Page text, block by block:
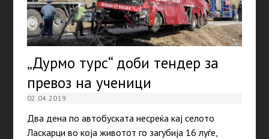
„Дурмо турс“ доби тендер за
превоз на ученици
02.04.2019
Два дена по автобуската несреќа кај селото
Ласкарци во која животот го загубија 16 луѓе,